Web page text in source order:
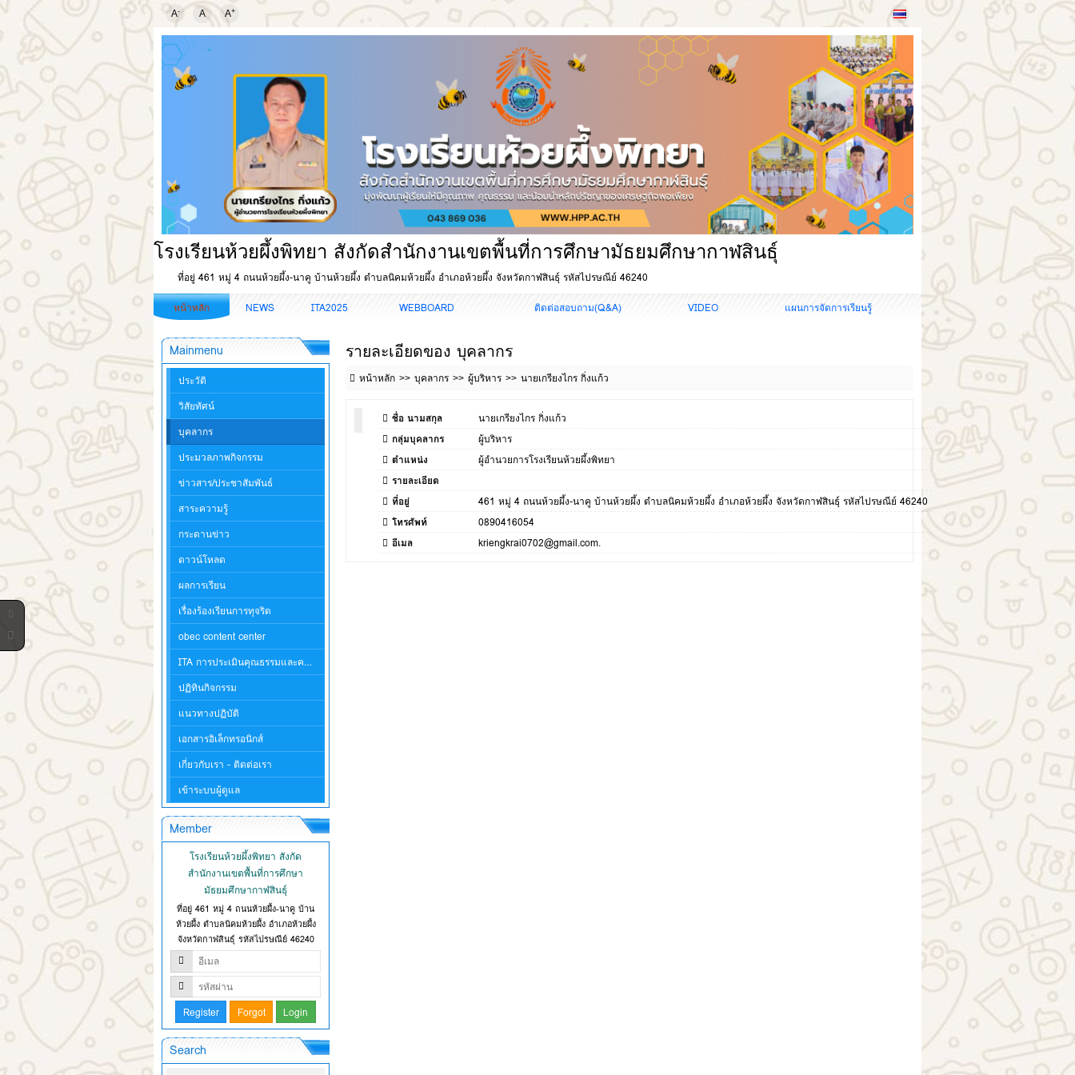
A- A A+
โรงเรียนห้วยผึ้งพิทยา สังกัดสำนักงานเขตพื้นที่การศึกษามัธยมศึกษากาฬสินธุ์
ที่อยู่ 461 หมู่ 4 ถนนห้วยผึ้ง-นาคู บ้านห้วยผึ้ง ตำบลนิคมห้วยผึ้ง อำเภอห้วยผึ้ง จังหวัดกาฬสินธุ์ รหัสไปรษณีย์ 46240
หน้าหลัก
NEWS ITA2025 WEBBOARD ติดต่อสอบถาม(Q&A) VIDEO แผนการจัดการเรียนรู้
รายละเอียดของ บุคลากร
หน้าหลัก บุคลากร ผู้บริหาร นายเกรียงไกร กิ่งแก้ว
ชื่อ นามสกุล
นายเกรียงไกร กิ่งแก้ว
กลุ่มบุคลากร
ผู้บริหาร
ตำแหน่ง
ผู้อำนวยการโรงเรียนห้วยผึ้งพิทยา
รายละเอียด
ที่อยู่
461 หมู่ 4 ถนนห้วยผึ้ง-นาคู บ้านห้วยผึ้ง ตำบลนิคมห้วยผึ้ง อำเภอห้วยผึ้ง จังหวัดกาฬสินธุ์ รหัสไปรษณีย์ 46240
โทรศัพท์
0890416054
อีเมล
kriengkrai0702@gmail.com.
Mainmenu
ประวัติ
วิสัยทัศน์
บุคลากร
ประมวลภาพกิจกรรม
ข่าวสาร/ประชาสัมพันธ์
สาระความรู้
กระดานข่าว
ดาวน์โหลด
ผลการเรียน
เรื่องร้องเรียนการทุจริต
obec content center
ITA การประเมินคุณธรรมและความโปร่งใสในการดำเนินงานของสถานศึกษา
ปฏิทินกิจกรรม
แนวทางปฏิบัติ
เอกสารอิเล็กทรอนิกส์
เกี่ยวกับเรา - ติดต่อเรา
เข้าระบบผู้ดูแล
Member
โรงเรียนห้วยผึ้งพิทยา สังกัด
สำนักงานเขตพื้นที่การศึกษา
มัธยมศึกษากาฬสินธุ์
ที่อยู่ 461 หมู่ 4 ถนนห้วยผึ้ง-นาคู บ้าน
ห้วยผึ้ง ตำบลนิคมห้วยผึ้ง อำเภอห้วยผึ้ง
จังหวัดกาฬสินธุ์ รหัสไปรษณีย์ 46240
Search